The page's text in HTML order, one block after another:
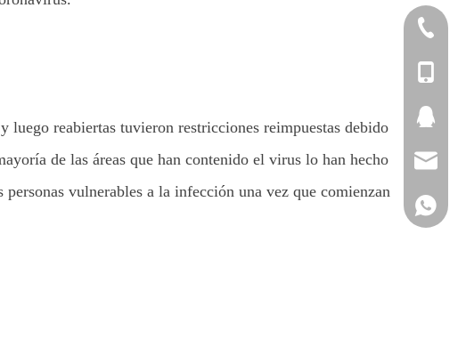
luego reabiertas tuvieron restricciones reimpuestas debido
de las áreas que han contenido el virus lo han hecho
vulnerables a la infección una vez que comienzan
+86-20-
+86-